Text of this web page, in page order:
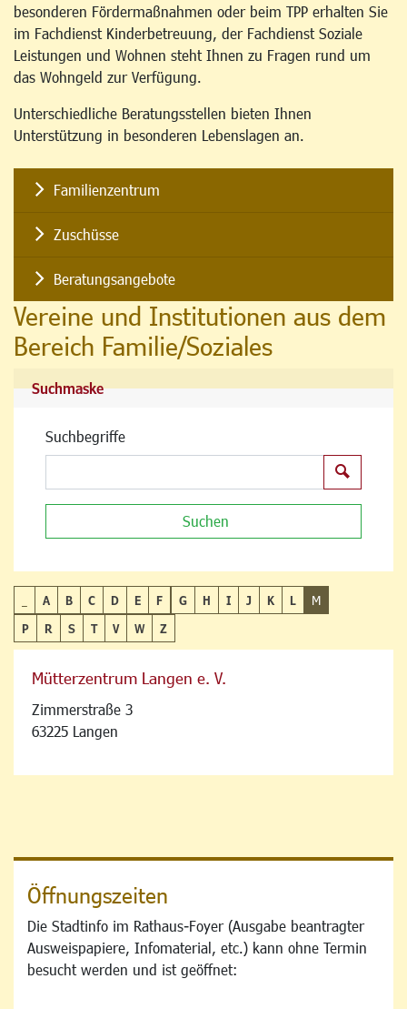
besonderen Fördermaßnahmen oder beim TPP erhalten Sie
im Fachdienst Kinderbetreuung, der Fachdienst Soziale
Leistungen und Wohnen steht Ihnen zu Fragen rund um
das Wohngeld zur Verfügung.
Unterschiedliche Beratungsstellen bieten Ihnen
Unterstützung in besonderen Lebenslagen an.
Familienzentrum
Zuschüsse
Beratungsangebote
Vereine und Institutionen aus dem
Bereich Familie/Soziales
Suchmaske
Suchbegriffe
Suchen
A B C D E F G H I J K L
M
P
R S T V W Z
Mütterzentrum Langen e. V.
Zimmerstraße 3
63225 Langen
Öffnungszeiten
Die Stadtinfo im Rathaus-Foyer (Ausgabe beantragter
Ausweispapiere, Infomaterial, etc.) kann ohne Termin
besucht werden und ist geöffnet: